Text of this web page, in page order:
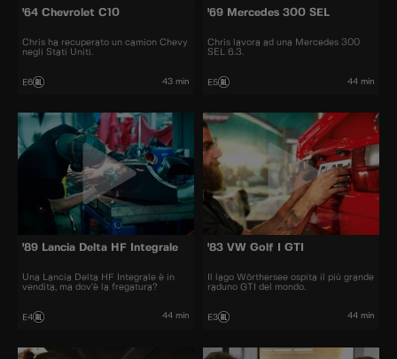
'64 Chevrolet C10
Chris ha recuperato un camion Chevy
negli Stati Uniti.
E6 43 min
'69 Mercedes 300 SEL
Chris lavora ad una Mercedes 300
SEL 6.3.
E5 44 min
'89 Lancia Delta HF Integrale
Una Lancia Delta HF Integrale è in
vendita, ma dov’è la fregatura?
E4 44 min
'83 VW Golf I GTI
Il lago Wörthersee ospita il più grande
raduno GTI del mondo.
E3 44 min